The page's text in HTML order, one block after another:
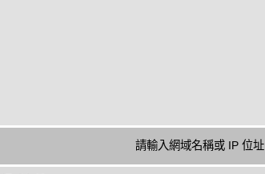
請輸入網域名稱或 IP 位址